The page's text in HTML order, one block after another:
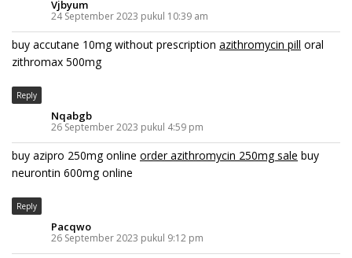
Vjbyum
24 September 2023 pukul 10:39 am
buy accutane 10mg without prescription azithromycin pill oral
zithromax 500mg
Reply
Nqabgb
26 September 2023 pukul 4:59 pm
buy azipro 250mg online order azithromycin 250mg sale buy
neurontin 600mg online
Reply
Pacqwo
26 September 2023 pukul 9:12 pm